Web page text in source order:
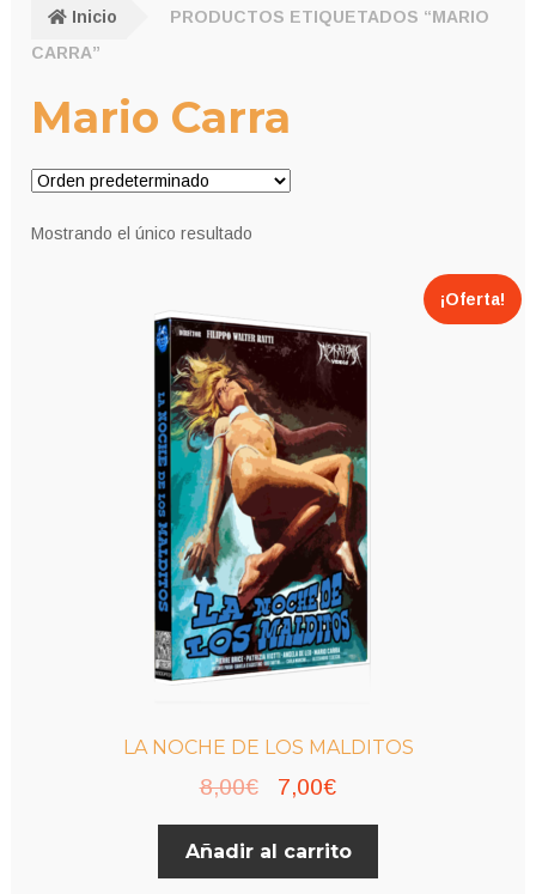
Inicio
PRODUCTOS ETIQUETADOS “MARIO
CARRA”
Mario Carra
Mostrando el único resultado
LA NOCHE DE LOS MALDITOS
¡Oferta!
8,00€
El
precio
original
7,00€El
precio
actual
Añadir al carrito